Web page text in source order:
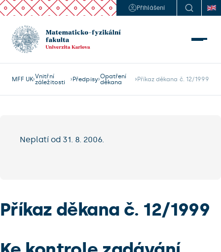
Přihlášení
MFF UK Vnitřní
záležitosti
Předpisy Opatření
děkana
Příkaz děkana č. 12/1999
Neplatí od 31. 8. 2006.
Příkaz děkana č. 12/1999